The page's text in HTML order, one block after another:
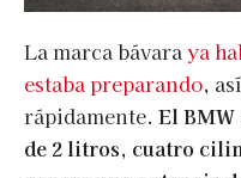
La marca bávara ya
estaba preparando,
rápidamente. El
de 2 litros, cuatro